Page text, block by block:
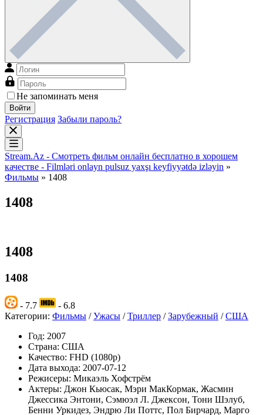
Не запоминать меня
Войти
Регистрация Забыли пароль?
Stream.Az - Смотреть фильм онлайн бесплатно в хорошем
качестве - Filmləri onlayn pulsuz yaxşı keyfiyyətdə izləyin »
Фильмы » 1408
1408
1408
1408
- 7.7
- 6.8
Категории: Фильмы /Ужасы /Триллер /Зарубежный /США
Год: 2007
Страна: США
Качество: FHD (1080p)
Дата выхода: 2007-07-12
Режисеры: Микаэль Хофстрём
Актеры: Джон Кьюсак, Мэри МакКормак, Жасмин
Джессика Энтони, Сэмюэл Л. Джексон, Тони Шэлуб,
Бенни Уркидез, Эндрю Ли Поттс, Пол Бирчард, Марго